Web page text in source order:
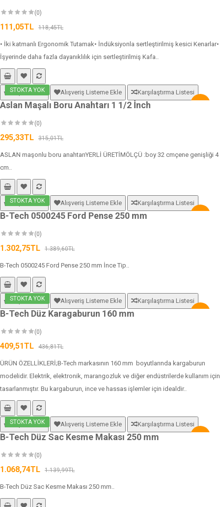
(0)
111,05TL 118,45TL
• İki katmanlı Ergonomik Tutamak• İndüksiyonla sertleştirilmiş kesici Kenarlar•
İşyerinde daha fazla dayanıklılık için sertleştirilmiş Kafa..
STOKTA YOK
Sepete Ekle Alışveriş Listeme Ekle Karşılaştırma Listesi
Aslan Maşalı Boru Anahtarı 1 1/2 İnch
(0)
295,33TL 315,01TL
ASLAN maşonlu boru anahtarıYERLİ ÜRETİMÖLÇÜ :boy 32 cmçene genişliği 4
cm..
STOKTA YOK
Sepete Ekle Alışveriş Listeme Ekle Karşılaştırma Listesi
B-Tech 0500245 Ford Pense 250 mm
(0)
1.302,75TL 1.389,60TL
B-Tech 0500245 Ford Pense 250 mm İnce Tip..
STOKTA YOK
Sepete Ekle Alışveriş Listeme Ekle Karşılaştırma Listesi
B-Tech Düz Karagaburun 160 mm
(0)
409,51TL 436,81TL
ÜRÜN ÖZELLİKLERİ;B-Tech markasının 160 mm boyutlarında kargaburun
modelidir. Elektrik, elektronik, marangozluk ve diğer endüstrilerde kullanım için
tasarlanmıştır. Bu kargaburun, ince ve hassas işlemler için idealdir..
STOKTA YOK
Sepete Ekle Alışveriş Listeme Ekle Karşılaştırma Listesi
B-Tech Düz Sac Kesme Makası 250 mm
(0)
1.068,74TL 1.139,99TL
B-Tech Düz Sac Kesme Makası 250 mm..